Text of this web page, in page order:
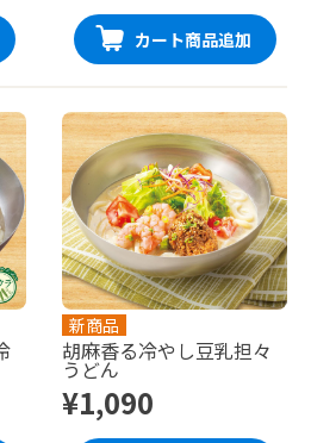
カート商品追加
新商品
胡麻香る冷やし豆乳担々
うどん
¥1,090